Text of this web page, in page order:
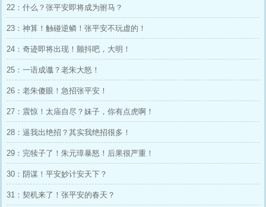
22：什么？张平安即将成为驸马？
23：神算！触碰逆鳞！张平安不玩虚的！
24：奇迹即将出现！颤抖吧，大明！
25：一语成谶？老朱大怒！
26：老朱傻眼！急招张平安！
27：震惊！太庙自尽？妹子，你有点虎啊！
28：逼我出绝招？其实我绝招很多！
29：完犊子了！朱元璋暴怒！后果很严重！
30：阴谋！平安妙计安天下？
31：契机来了！张平安的春天？